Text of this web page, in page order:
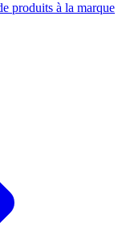
produits à la marque